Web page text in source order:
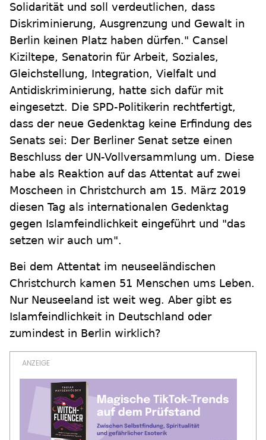
Solidarität und soll verdeutlichen, dass
Diskriminierung, Ausgrenzung und Gewalt in
Berlin keinen Platz haben dürfen." Cansel
Kiziltepe, Senatorin für Arbeit, Soziales,
Gleichstellung, Integration, Vielfalt und
Antidiskriminierung, hatte sich dafür mit
eingesetzt. Die SPD-Politikerin rechtfertigt,
dass der neue Gedenktag keine Erfindung des
Senats sei: Der Berliner Senat setze einen
Beschluss der UN-Vollversammlung um. Diese
habe als Reaktion auf das Attentat auf zwei
Moscheen in Christchurch am 15. März 2019
diesen Tag als internationalen Gedenktag
gegen Islamfeindlichkeit eingeführt und "das
setzen wir auch um".
Bei dem Attentat im neuseeländischen
Christchurch kamen 51 Menschen ums Leben.
Nur Neuseeland ist weit weg. Aber gibt es
Islamfeindlichkeit in Deutschland oder
zumindest in Berlin wirklich?